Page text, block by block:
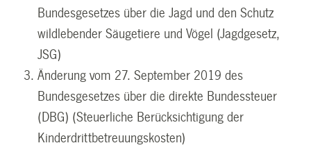
Bundesgesetzes über die Jagd und den Schutz
wildlebender Säugetiere und Vögel (Jagdgesetz,
JSG)
Änderung vom 27. September 2019 des
Bundesgesetzes über die direkte Bundessteuer
(DBG) (Steuerliche Berücksichtigung der
Kinderdrittbetreuungskosten)